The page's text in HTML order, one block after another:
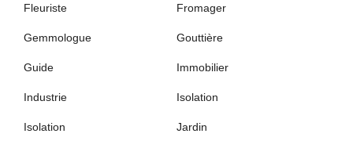
Fleuriste Fromager
Gemmologue Gouttière
Guide Immobilier
Industrie Isolation
Isolation Jardin